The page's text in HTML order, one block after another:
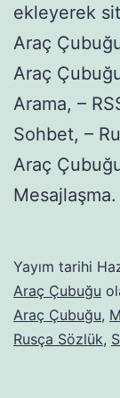
ekleyerek
Araç
Araç
Arama, –
Sohbet, –
Araç Çubuğu
Mesajlaşma.
Yayım tarihi
Araç Çubuğu
Araç Çubuğu,
Rusça Sözlük,